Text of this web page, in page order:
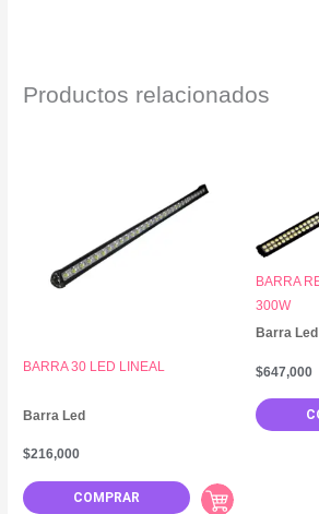
Productos relacionados
Barra Led
BARRA 30 LED LINEAL
COMPRAR
$216,000
Barra Led
BARRA
300W
$647,000